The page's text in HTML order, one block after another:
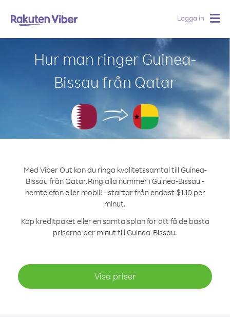
Logga in
Hur man ringer Guinea-
Bissau från Qatar
Med Viber Out kan du ringa kvalitetssamtal till Guinea-
Bissau från Qatar.Ring alla nummer i Guinea-Bissau -
hemtelefon eller mobil! - startar från endast $1.10 per
minut.
Köp kreditpaket eller en samtalsplan för att få de bästa
priserna per minut till Guinea-Bissau.
Visa priser